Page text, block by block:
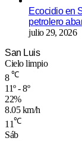
Ecocidio en
petrolero
julio 29, 2026
San Luis
Cielo limpio
8 ℃
11º - 8º
22%
8.05 km/h
11℃
Sáb